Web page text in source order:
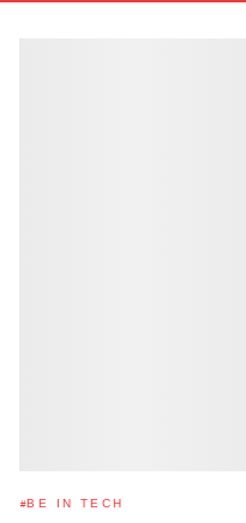
BE IN TECH